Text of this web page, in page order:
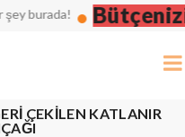
burada! Bütçenizi
ÇEKİLEN KATLANIR